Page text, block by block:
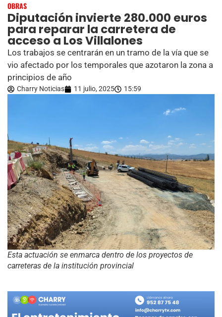
OBRAS
Diputación invierte 280.000 euros
para reparar la carretera de
acceso a Los Villalones
Los trabajos se centrarán en un tramo de la vía que se
vio afectado por los temporales que azotaron la zona a
principios de año
Charry Noticias 11 julio, 2025 15:59
Esta actuación se enmarca dentro de los proyectos de
carreteras de la institución provincial